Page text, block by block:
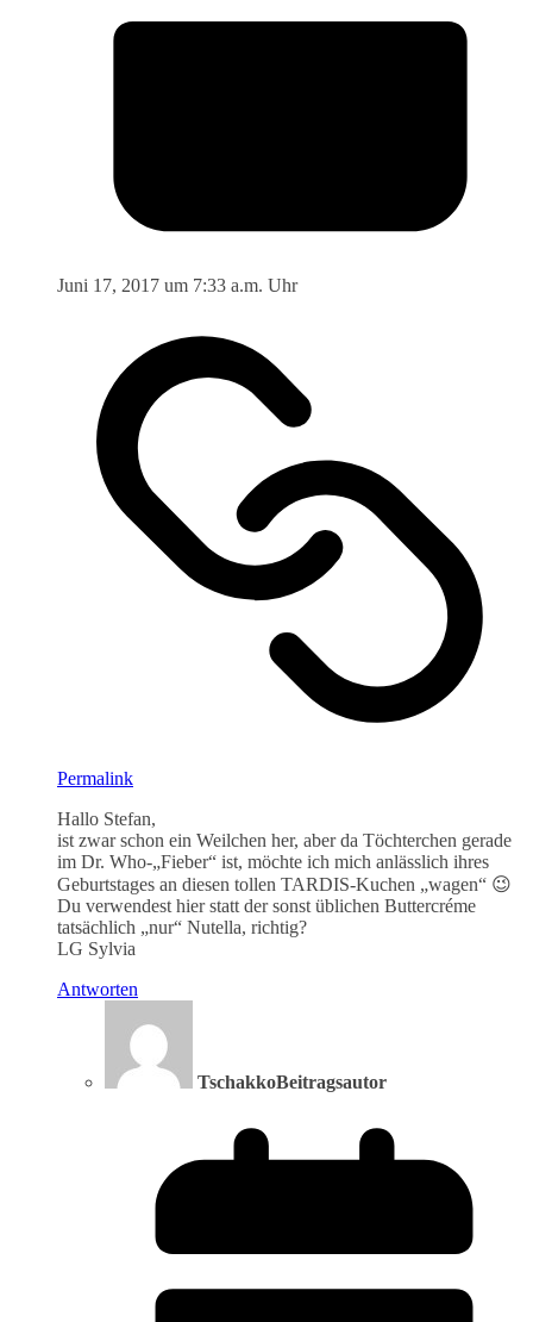
Juni 17, 2017 um 7:33 a.m. Uhr
Permalink
Hallo Stefan,
ist zwar schon ein Weilchen her, aber da Töchterchen gerade
im Dr. Who-„Fieber“ ist, möchte ich mich anlässlich ihres
Geburtstages an diesen tollen TARDIS-Kuchen „wagen“ 😉
Du verwendest hier statt der sonst üblichen Buttercréme
tatsächlich „nur“ Nutella, richtig?
LG Sylvia
Antworten
TschakkoBeitragsautor